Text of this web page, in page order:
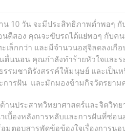
10 วัน จะมีประสิทธิภาพต่ำพอๆ
ตีสอง คุณจะขับรถได้แย่พอๆ กับค
ล็กกว่า และมีจำนวนอสุจิลดลงเกือ
นนอน คุณกำลังทำร้ายหัวใจและร
รมชาติรังสรรค์ให้มนุษย์ และเป็
การฝัน และมักมองข้ามกิจวัตรย
านประสาทวิทยาศาสตร์และจิต
เบื้องหลังการหลับและการฝันที่ซ่อ
มตอบสารพัดข้อข้องใจเรื่องการ